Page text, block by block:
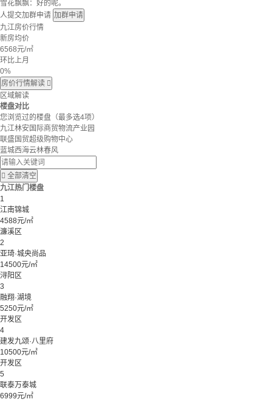
雪花飘飘：好的呢。
人提交加群申请 加群申请
九江房价行情
新房均价
6568元/㎡
环比上月
0%
房价行情解读 
区域解读
楼盘对比
您浏览过的楼盘 （最多选4项）
九江林安国际商贸物流产业园
联盛国贸超级购物中心
蓝城西海云林春风
 全部清空
九江热门楼盘
1
江南锦城
4588元/㎡
濂溪区
2
亚琦·城央尚品
14500元/㎡
浔阳区
3
融翔·湖境
5250元/㎡
开发区
4
建发九颂·八里府
10500元/㎡
开发区
5
联泰万泰城
6999元/㎡